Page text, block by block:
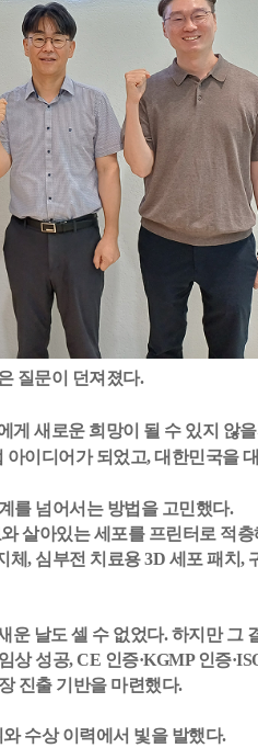
질문이 던져졌다.
게 새로운 희망이 될 수 있지 않
이디어가 되었고, 대한민국을
를 넘어서는 방법을 고민했다.
살아있는 세포를 프린터로 적
, 심부전 치료용 3D 세포 패치,
운 날도 셀 수 없었다. 하지만 그
성공, CE 인증·KGMP 인증
진출 기반을 마련했다.
수상 이력에서 빛을 발했다.